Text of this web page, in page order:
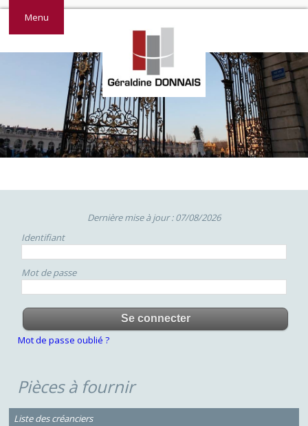
Menu
Dernière mise à jour : 07/08/2026
Identifiant
Mot de passe
Mot de passe oublié ?
Pièces à fournir
Liste des créanciers